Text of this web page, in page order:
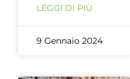
LEGGI DI PIÙ
9 Gennaio 2024